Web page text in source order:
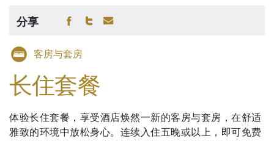
分享
客房与套房
长住套餐
体验长住套餐，享受酒店焕然一新的客房与套房，在舒适
雅致的环境中放松身心。连续入住五晚或以上，即可免费